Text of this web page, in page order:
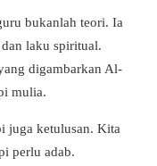
bukanlah teori. Ia
laku spiritual.
digambarkan Al-
mulia.
juga ketulusan. Kita
perlu adab.